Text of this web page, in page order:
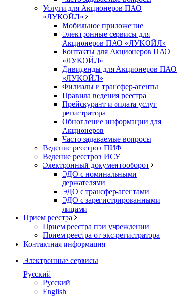
Услуги для Акционеров ПАО
«ЛУКОЙЛ»
Мобильное приложение
Электронные сервисы для
Акционеров ПАО «ЛУKOЙЛ»
Контакты для Акционеров ПАО
«ЛУKOЙЛ»
Дивиденды для Акционеров ПАО
«ЛУKOЙЛ»
Филиалы и трансфер-агенты
Правила ведения реестра
Прейскурант и оплата услуг
регистратора
Обновление информации для
Акционеров
Часто задаваемые вопросы
Ведение реестров ПИФ
Ведение реестров ИСУ
Электронный документооборот
ЭДО с номинальными
держателями
ЭДО с трансфер-агентами
ЭДО с зарегистрированными
лицами
Прием реестра
Прием реестра при учреждении
Прием реестра от экс-регистратора
Контактная информация
Электронные сервисы
Русский
Русский
English